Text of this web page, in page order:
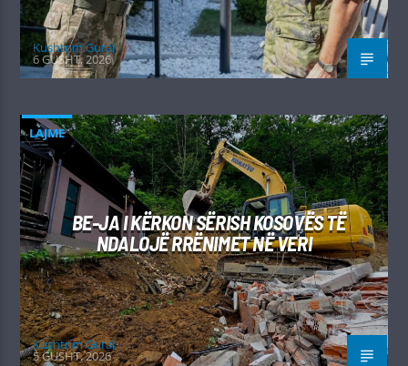
Kushtrim Guraj
6 GUSHT, 2026
LAJME
BE-JA I KËRKON SËRISH KOSOVËS TË
NDALOJË RRËNIMET NË VERI
Kushtrim Guraj
5 GUSHT, 2026